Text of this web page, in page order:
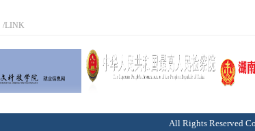
/LINK
All Rights Reserved